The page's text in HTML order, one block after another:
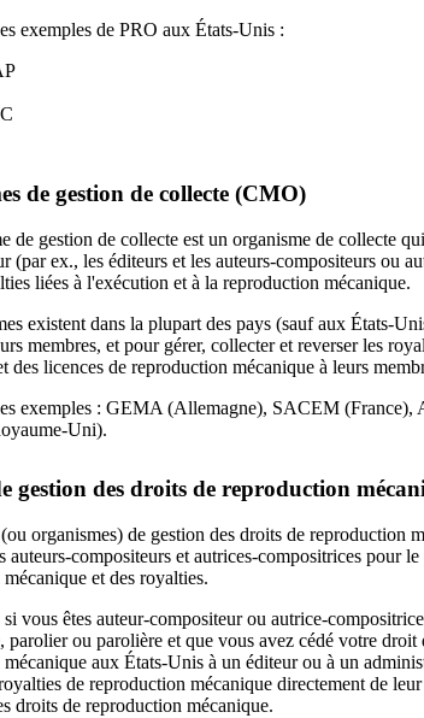
exemples de PRO aux États-Unis :
de gestion de collecte (CMO)
de gestion de collecte est un organisme de collecte
(par ex., les éditeurs et les auteurs-compositeurs ou
liées à l'exécution et à la reproduction mécanique.
existent dans la plupart des pays (sauf aux États-
membres, et pour gérer, collecter et reverser les
des licences de reproduction mécanique à leurs
exemples : GEMA (Allemagne), SACEM
Uni).
gestion des droits de reproduction
organismes) de gestion des droits de reproduction
auteurs-compositeurs et autrices-compositrices pour
et des royalties.
si vous êtes auteur-compositeur ou autrice-
parolier ou parolière et que vous avez cédé votre droit
aux États-Unis à un éditeur ou à un
de reproduction mécanique directement de
droits de reproduction mécanique.